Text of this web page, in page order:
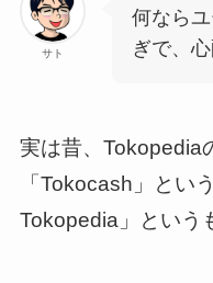
サト
何なら
ぎで、
実は昔、Tokopedia
「Tokocash」とい
Tokopedia」という